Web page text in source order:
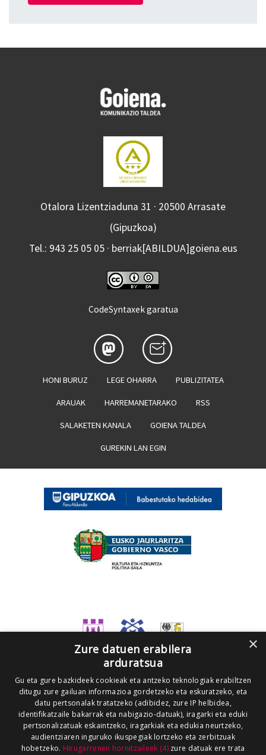
Otalora Lizentziaduna 31 · 20500 Arrasate
(Gipuzkoa)
Tel.: 943 25 05 05 · berriak[ABILDUA]goiena.eus
CodeSyntaxek garatua
HONI BURUZ LEGE OHARRA PUBLIZITATEA
ARAUAK HARREMANETARAKO RSS
SALAKETEN KANALA GOIENA TALDEA
GUREKIN LAN EGIN
×
Zure datuen erabilera
arduratsua
Gu eta gure bazkideek cookieak eta antzeko teknologiak erabiltzen
ditugu zure gailuan informazioa gordetzeko eta eskuratzeko, eta
datu pertsonalak tratatzeko (adibidez, zure IP helbidea,
identifikatzaile bakarrak eta nabigazio-datuak), iragarki eta eduki
pertsonalizatuak eskaintzeko, iragarkiak eta edukia neurtzeko,
audientziaren inguruko ikuspegiak lortzeko eta zerbitzuak
hobetzeko. Hirugarrenen hornitzaileek (4)zure datuak ere trata